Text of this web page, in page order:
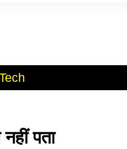
पता